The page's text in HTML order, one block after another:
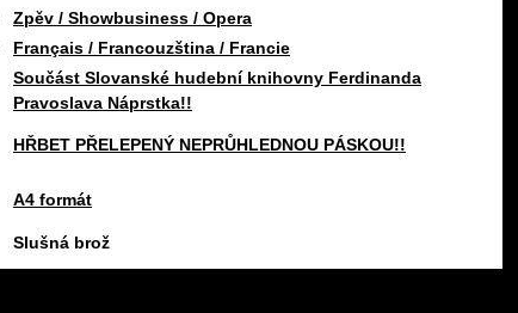
Zpěv / Showbusiness / Opera
Français / Francouzština / Francie
Součást Slovanské hudební knihovny Ferdinanda
Pravoslava Náprstka!!
HŘBET PŘELEPENÝ NEPRŮHLEDNOU PÁSKOU!!
A4 formát
Slušná brož